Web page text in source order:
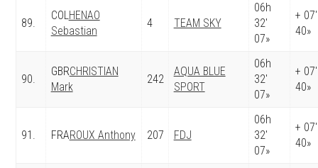
89.
COLHENAO
Sebastian
4 TEAM SKY
06h
32′
07»
+ 07′
40»
90.
GBRCHRISTIAN
Mark
242
AQUA BLUE
SPORT
06h
32′
07»
+ 07′
40»
91. FRAROUX Anthony 207 FDJ
06h
32′
07»
+ 07′
40»